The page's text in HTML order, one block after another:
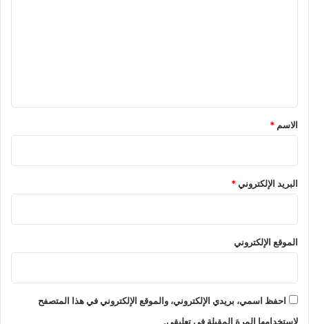
*
الاسم *
البريد الإلكتروني*
الموقع الإلكتروني
احفظ اسمي، بريدي الإلكتروني، والموقع الإلكتروني في هذا المتصفح
لاستخدامها المرة المقبلة في تعليقي.